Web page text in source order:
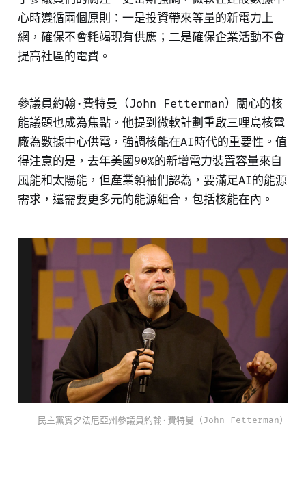
心時遵循兩個原則：一是投資帶來等量的新電力上
網，確保不會耗竭現有供應；二是確保企業活動不會
提高社區的電費。
參議員約翰·費特曼（John Fetterman）關心的核
能議題也成為焦點。他提到微軟計劃重啟三哩島核電
廠為數據中心供電，強調核能在AI時代的重要性。值
得注意的是，去年美國90%的新增電力裝置容量來自
風能和太陽能，但產業領袖們認為，要滿足AI的能源
需求，還需要更多元的能源組合，包括核能在內。
民主黨​賓夕法尼亞州參議員約翰·費特曼（John Fetterman）